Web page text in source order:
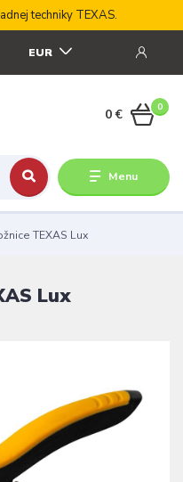
techniky TEXAS.
Menu
EUR
0
0 €
TEXAS Lux
Lux